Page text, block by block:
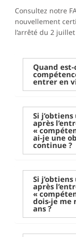
Consultez notre
nouvellement
l’arrêté du 2
Quand
entrer en
Si
après
«
ai-je une
continue ?
Si
après
«
dois-je me
ans ?